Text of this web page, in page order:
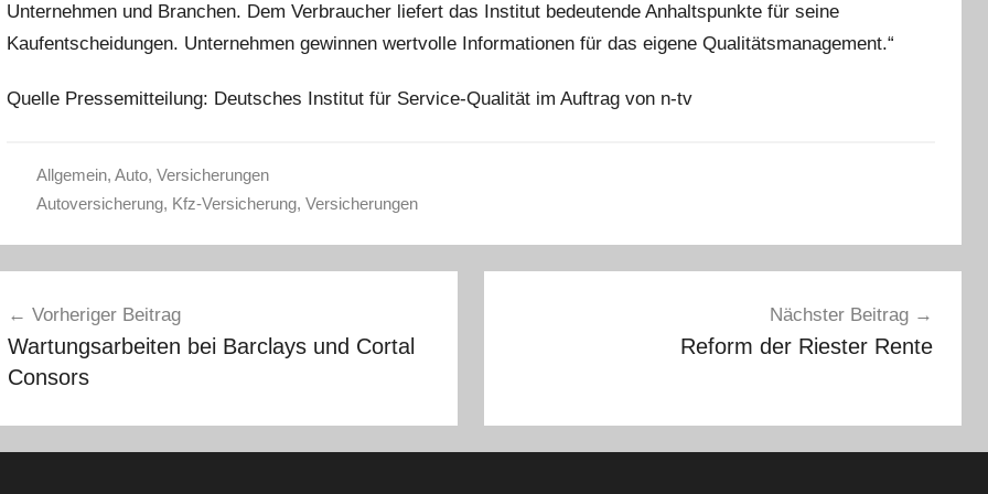
Unternehmen und Branchen. Dem Verbraucher liefert das Institut bedeutende Anhaltspunkte für seine
Kaufentscheidungen. Unternehmen gewinnen wertvolle Informationen für das eigene Qualitätsmanagement.“
Quelle Pressemitteilung: Deutsches Institut für Service-Qualität im Auftrag von n-tv
Allgemein,Auto,Versicherungen
Autoversicherung, Kfz-Versicherung,Versicherungen
Vorheriger Beitrag
Wartungsarbeiten bei Barclays und Cortal
Consors
Nächster Beitrag
Reform der Riester Rente